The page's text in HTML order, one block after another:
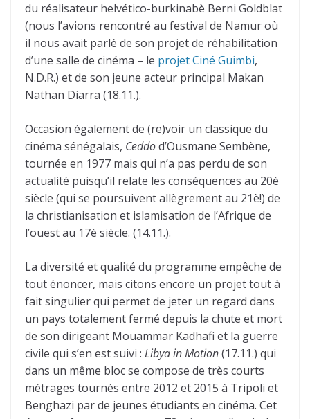
du réalisateur helvético-burkinabè Berni Goldblat
(nous l’avions rencontré au festival de Namur où
il nous avait parlé de son projet de réhabilitation
d’une salle de cinéma – le projet Ciné Guimbi,
N.D.R.) et de son jeune acteur principal Makan
Nathan Diarra (18.11.).
Occasion également de (re)voir un classique du
cinéma sénégalais, Ceddod’Ousmane Sembène,
tournée en 1977 mais qui n’a pas perdu de son
actualité puisqu’il relate les conséquences au 20è
siècle (qui se poursuivent allègrement au 21è!) de
la christianisation et islamisation de l’Afrique de
l’ouest au 17è siècle. (14.11.).
La diversité et qualité du programme empêche de
tout énoncer, mais citons encore un projet tout à
fait singulier qui permet de jeter un regard dans
un pays totalement fermé depuis la chute et mort
de son dirigeant Mouammar Kadhafi et la guerre
civile qui s’en est suivi : Libya in Motion(17.11.) qui
dans un même bloc se compose de très courts
métrages tournés entre 2012 et 2015 à Tripoli et
Benghazi par de jeunes étudiants en cinéma. Cet